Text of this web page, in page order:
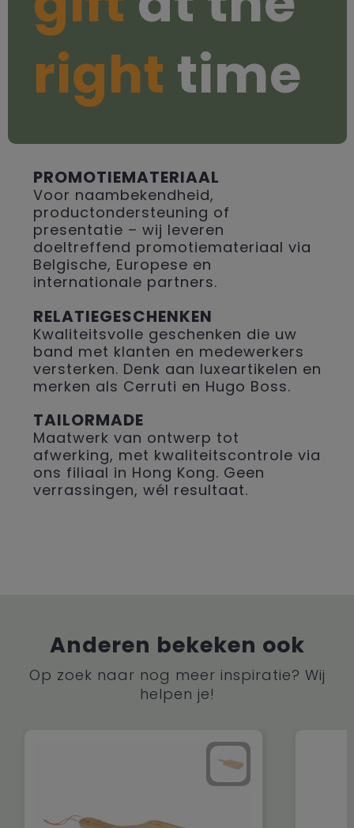
right time
PROMOTIEMATERIAAL
Voor naambekendheid,
productondersteuning of
presentatie – wij leveren
doeltreffend promotiemateriaal via
Belgische, Europese en
internationale partners.
RELATIEGESCHENKEN
Kwaliteitsvolle geschenken die uw
band met klanten en medewerkers
versterken. Denk aan luxeartikelen en
merken als Cerruti en Hugo Boss.
TAILORMADE
Maatwerk van ontwerp tot
afwerking, met kwaliteitscontrole via
ons filiaal in Hong Kong. Geen
verrassingen, wél resultaat.
Anderen bekeken ook
Op zoek naar nog meer inspiratie? Wij
helpen je!